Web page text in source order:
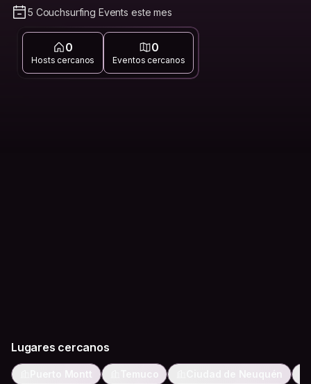
5 Couchsurfing Events este mes
0
Hosts cercanos
0
Eventos cercanos
Lugares cercanos
Puerto Montt Temuco Ciudad de Neuquén